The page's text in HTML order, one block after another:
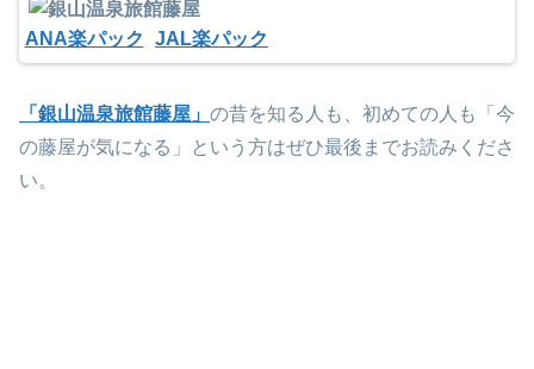
ANA楽パック JAL楽パック
「銀山温泉旅館藤屋」 の昔を知る人も、初めての人も「今
の藤屋が気になる」という方はぜひ最後までお読みくださ
い。